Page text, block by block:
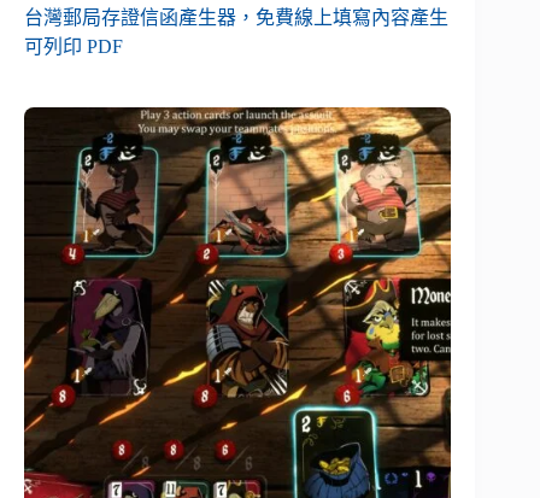
台灣郵局存證信函產生器，免費線上填寫內容產生
可列印 PDF